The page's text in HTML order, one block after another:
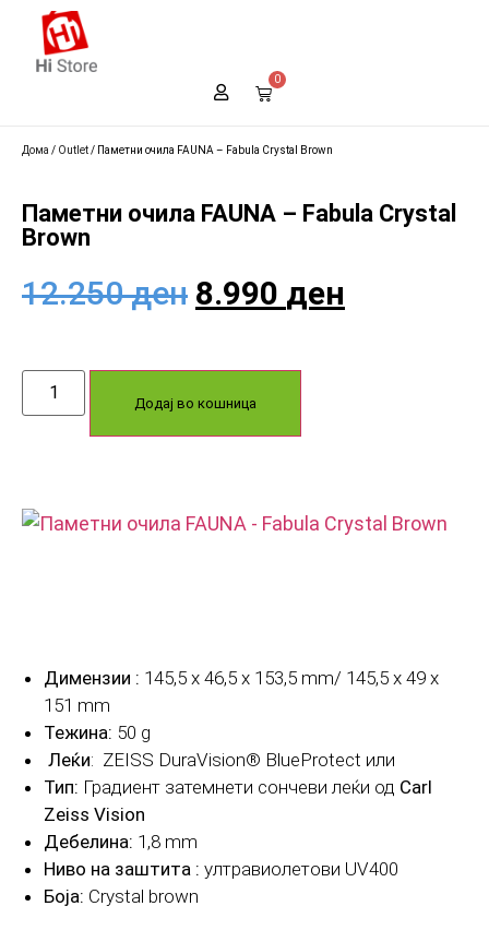
0
Дома / Outlet/ Паметни очила FAUNA – Fabula Crystal Brown
Паметни очила FAUNA – Fabula Crystal
Brown
12.250ден 8.990 ден
Додај во кошница
Димензии : 145,5 x 46,5 x 153,5 mm/ 145,5 x 49 x
151 mm
Тежина: 50 g
Леќи: ZEISS DuraVision® BlueProtect или
Тип: Градиент затемнети сончеви леќи од Carl
Zeiss Vision
Дебелина: 1,8 mm
Ниво на заштита : ултравиолетови UV400
Боја: Crystal brown